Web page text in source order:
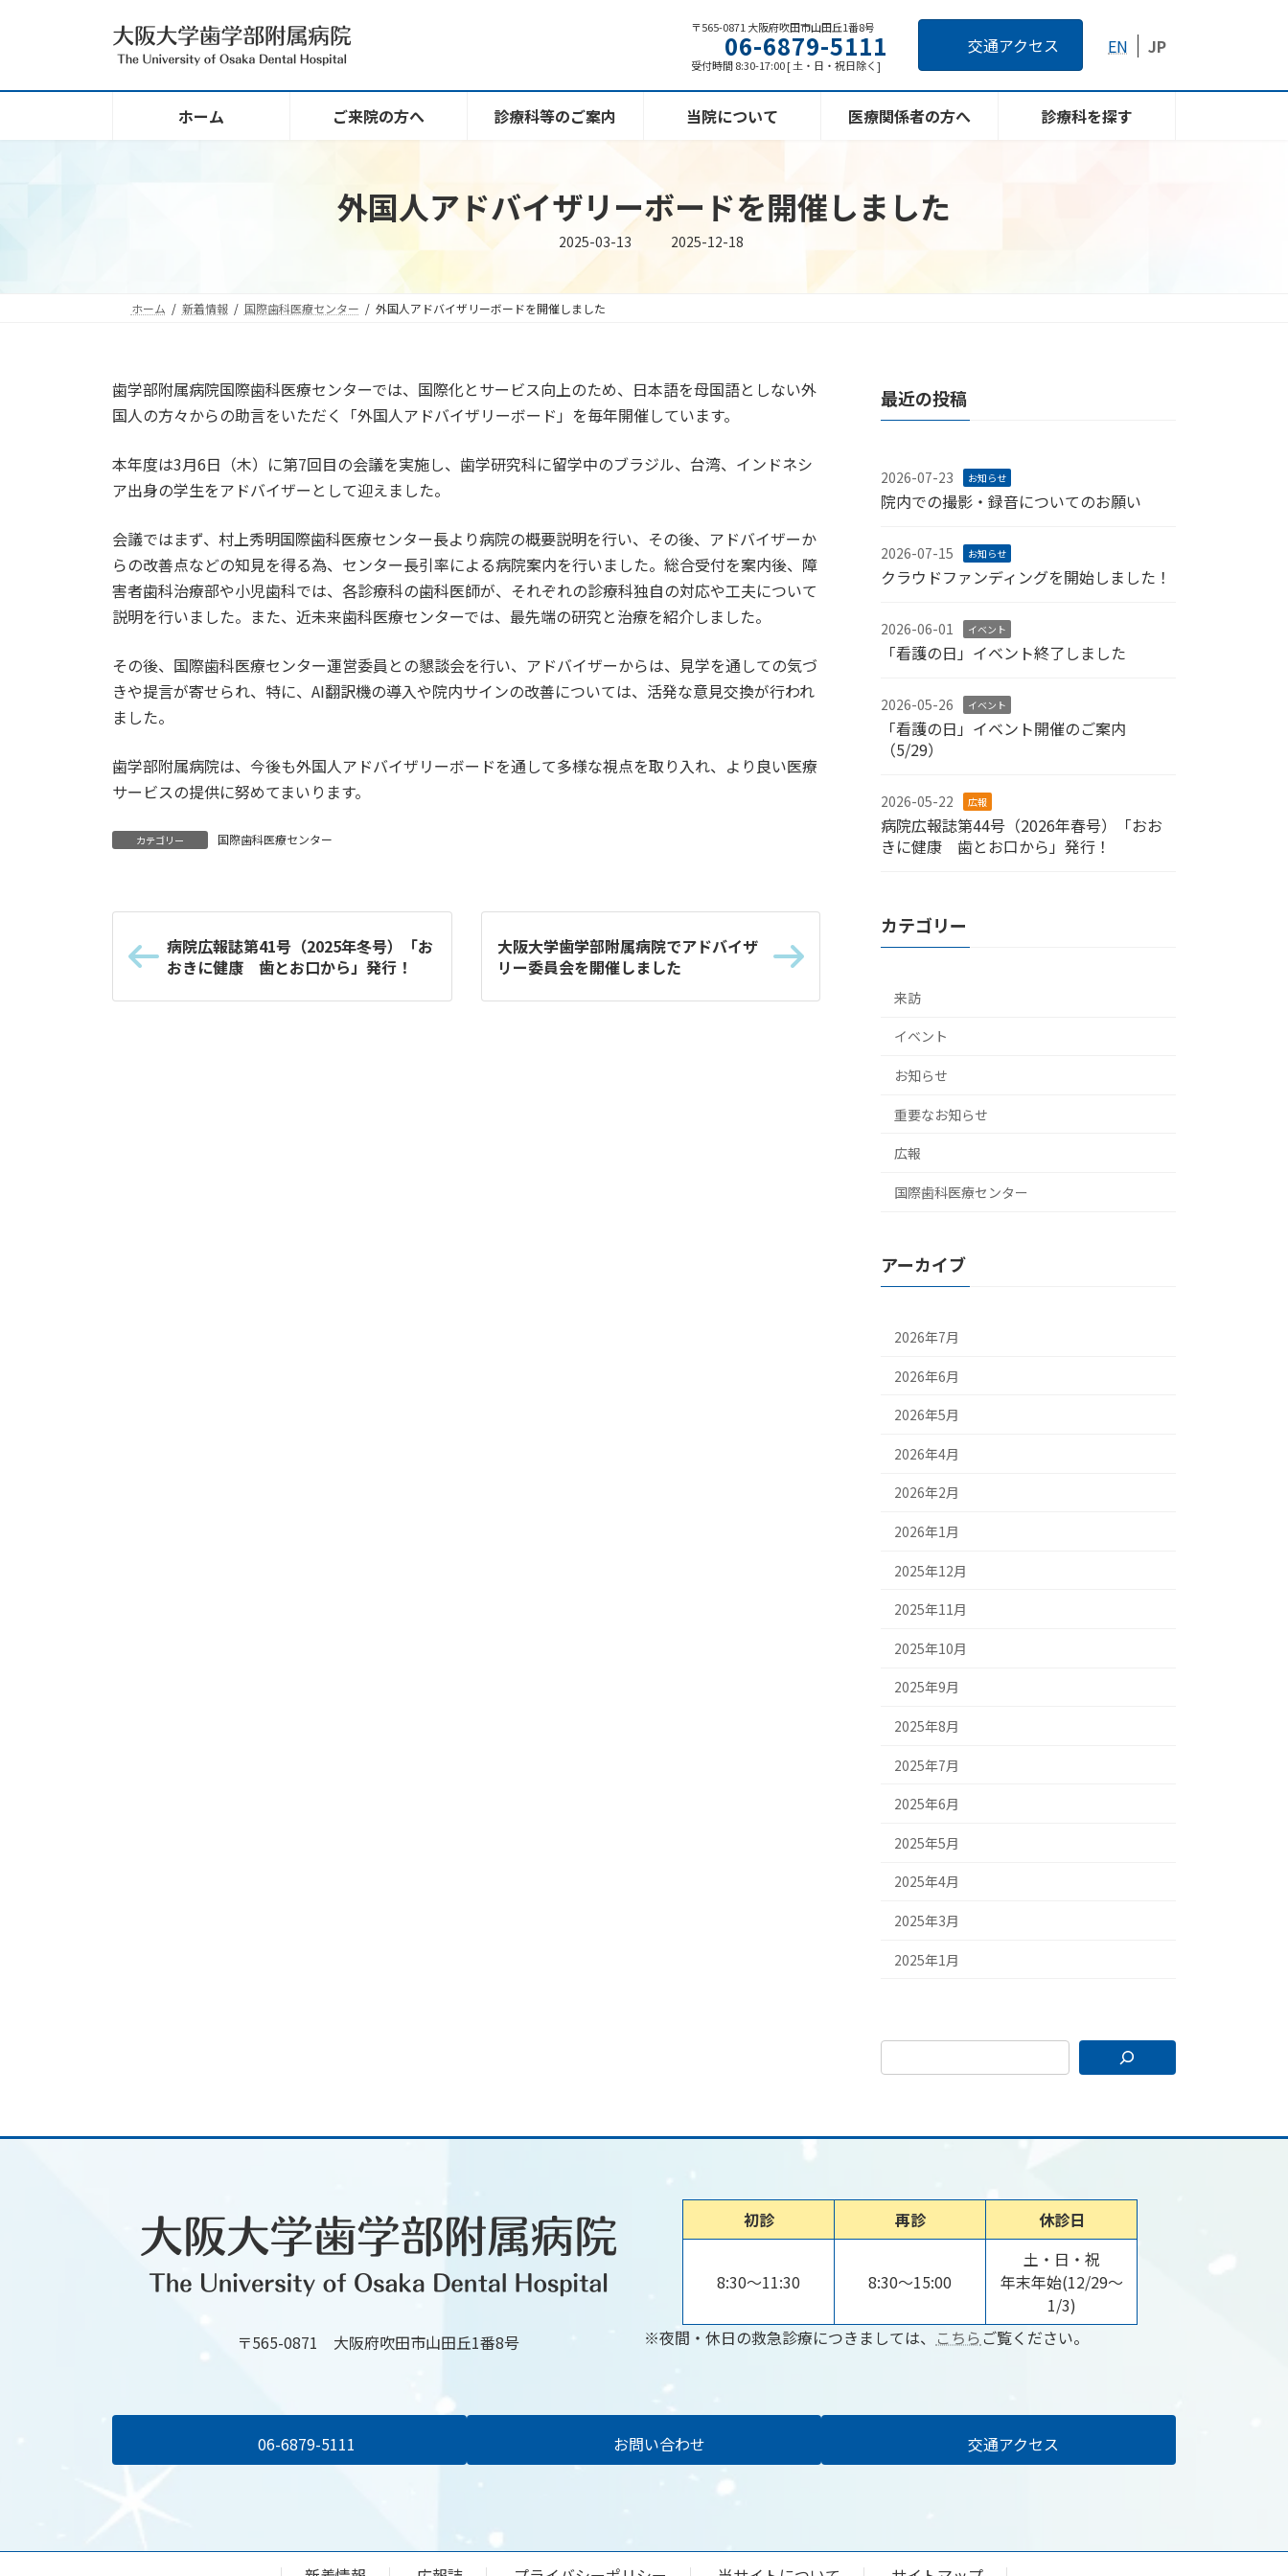
〒565-0871 大阪府吹田市山田丘1番8号
06-6879-5111
受付時間 8:30-17:00 [ 土・日・祝日除く]
交通アクセス EN JP
ホーム ご来院の方へ 診療科等のご案内 当院について 医療関係者の方へ 診療科を探す
外国人アドバイザリーボードを開催しました
2025-03-13 最
終
日
2025-12-18
ホーム 新着情報 国際歯科医療センター 外国人アドバイザリーボードを開催しました
歯学部附属病院国際歯科医療センターでは、国際化とサービス向上のため、日本語を母国語としない外
国人の方々からの助言をいただく「外国人アドバイザリーボード」を毎年開催しています。
本年度は3月6日（木）に第7回目の会議を実施し、歯学研究科に留学中のブラジル、台湾、インドネシ
ア出身の学生をアドバイザーとして迎えました。
会議ではまず、村上秀明国際歯科医療センター長より病院の概要説明を行い、その後、アドバイザーか
らの改善点などの知見を得る為、センター長引率による病院案内を行いました。総合受付を案内後、障
害者歯科治療部や小児歯科では、各診療科の歯科医師が、それぞれの診療科独自の対応や工夫について
説明を行いました。また、近未来歯科医療センターでは、最先端の研究と治療を紹介しました。
その後、国際歯科医療センター運営委員との懇談会を行い、アドバイザーからは、見学を通しての気づ
きや提言が寄せられ、特に、AI翻訳機の導入や院内サインの改善については、活発な意見交換が行われ
ました。
歯学部附属病院は、今後も外国人アドバイザリーボードを通して多様な視点を取り入れ、より良い医療
サービスの提供に努めてまいります。
カテゴリー 国際歯科医療センター
病院広報誌第41号（2025年冬号）「お
おきに健康 歯とお口から」発行！
大阪大学歯学部附属病院でアドバイザ
リー委員会を開催しました
最近の投稿
2026-07-23 お知らせ
院内での撮影・録音についてのお願い
2026-07-15 お知らせ
クラウドファンディングを開始しました！
2026-06-01 イベント
「看護の日」イベント終了しました
2026-05-26 イベント
「看護の日」イベント開催のご案内
（5/29）
2026-05-22 広報
病院広報誌第44号（2026年春号）「おお
きに健康 歯とお口から」発行！
カテゴリー
来訪
イベント
お知らせ
重要なお知らせ
広報
国際歯科医療センター
アーカイブ
2026年7月
2026年6月
2026年5月
2026年4月
2026年2月
2026年1月
2025年12月
2025年11月
2025年10月
2025年9月
2025年8月
2025年7月
2025年6月
2025年5月
2025年4月
2025年3月
2025年1月
〒565-0871 大阪府吹田市山田丘1番8号
初診 再診 休診日
8:30～11:30 8:30～15:00
土・日・祝
年末年始(12/29～
1/3)
※夜間・休日の救急診療につきましては、 こちら ご覧ください。
06-6879-5111 お問い合わせ 交通アクセス